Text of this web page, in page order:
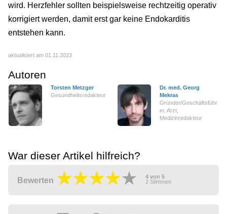
wird. Herzfehler sollten beispielsweise rechtzeitig operativ
korrigiert werden, damit erst gar keine Endokarditis
entstehen kann.
aktualisiert am 01.11.2023
Autoren
Torsten Metzger
Gesundheitsredakteur
Dr. med. Georg
Mekras
Gründer/Geschäftsführ
er, Arzt,
Medizinredakteur
War dieser Artikel hilfreich?
Bewerten 4 von 5
2 Stimmen